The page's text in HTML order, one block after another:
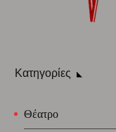
Κατηγορίες
Θέατρο